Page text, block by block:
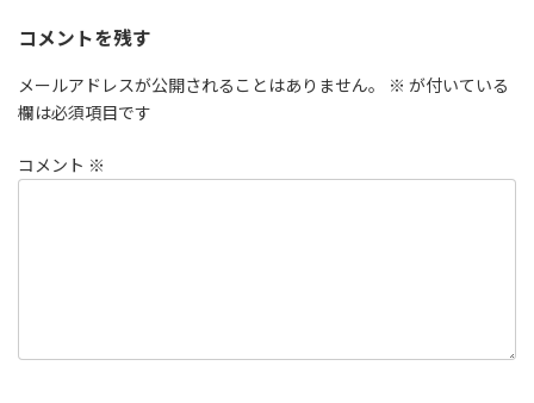
コメントを残す
メールアドレスが公開されることはありません。 ※ が付いている
欄は必須項目です
コメント ※